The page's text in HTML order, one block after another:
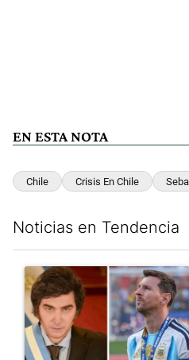
EN ESTA NOTA
Chile Crisis En Chile
Noticias en Tendencia
Un artículo de tendencia con